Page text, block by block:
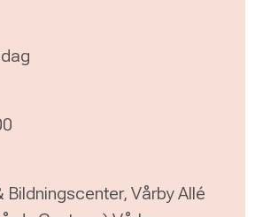
Bildningscenter, Vårby Allé